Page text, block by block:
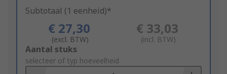
Subtotaal (1 eenheid)*
€ 27,30
(excl. BTW)
€ 33,03
(incl. BTW)
Add
to
Aantal stuks
selecteer of typ hoeveelheid